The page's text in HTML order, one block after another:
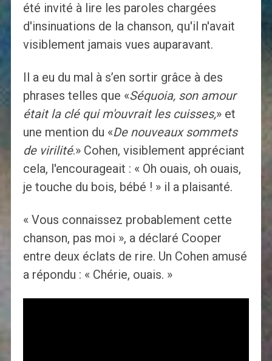
été invité à lire les paroles chargées
d'insinuations de la chanson, qu'il n'avait
visiblement jamais vues auparavant.
Il a eu du mal à s’en sortir grâce à des
phrases telles que «Séquoia, son amour
était la clé qui m'ouvrait les cuisses,» et
une mention du «De nouveaux sommets
de virilité.» Cohen, visiblement appréciant
cela, l'encourageait : « Oh ouais, oh ouais,
je touche du bois, bébé ! » il a plaisanté.
« Vous connaissez probablement cette
chanson, pas moi », a déclaré Cooper
entre deux éclats de rire. Un Cohen amusé
a répondu : « Chérie, ouais. »